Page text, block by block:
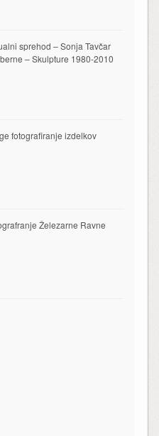
sprehod – Sonja Tavčar
– Skulpture 1980-2010
fotografiranje izdelkov
Železarne Ravne